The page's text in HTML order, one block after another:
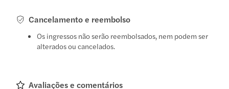
Cancelamento e reembolso
Os ingressos não serão reembolsados, nem podem ser
alterados ou cancelados.
Avaliações e comentários